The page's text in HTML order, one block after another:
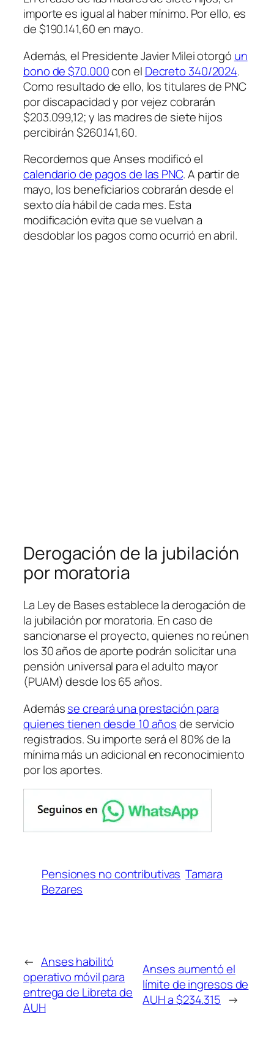
importe es igual al haber mínimo. Por ello, es
de $190.141,60 en mayo.
Además, el Presidente Javier Milei otorgó un
bono de $70.000con el Decreto 340/2024.
Como resultado de ello, los titulares de PNC
por discapacidad y por vejez cobrarán
$203.099,12; y las madres de siete hijos
percibirán $260.141,60.
Recordemos que Anses modificó el
calendario de pagos de las PNC. A partir de
mayo, los beneficiarios cobrarán desde el
sexto día hábil de cada mes. Esta
modificación evita que se vuelvan a
desdoblar los pagos como ocurrió en abril.
Derogación de la jubilación
por moratoria
La Ley de Bases establece la derogación de
la jubilación por moratoria. En caso de
sancionarse el proyecto, quienes no reúnen
los 30 años de aporte podrán solicitar una
pensión universal para el adulto mayor
(PUAM) desde los 65 años.
Ademásse creará una prestación para
quienes tienen desde 10 añosde servicio
registrados. Su importe será el 80% de la
mínima más un adicional en reconocimiento
por los aportes.
Pensiones no contributivas Tamara
Bezares
← Anses habilitó
operativo móvil para
entrega de Libreta de
AUH
Anses aumentó el
límite de ingresos de
AUH a $234.315 →